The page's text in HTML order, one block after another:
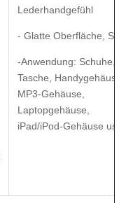
Lederhandgefühl
- Glatte Oberfläche, Stil
-Anwendung: Schuhe,
Tasche, Handygehäuse,
MP3-Gehäuse,
Laptopgehäuse,
iPad/iPod-Gehäuse usw.